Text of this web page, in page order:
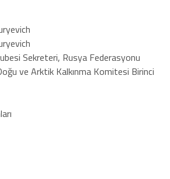
Sekreteri, Rusya Federasyonu
ve Arktik Kalkınma Komitesi Birinci